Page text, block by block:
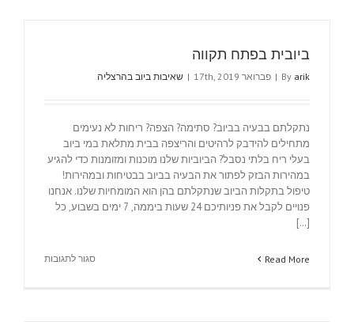
ביובית בפתח תקווה
By arik
| פברואר 17th, 2019 | שאיבות ביוב בהרצליה
נתקלתם בבעיה בביוב? סתימה? הצפה? ריחות לא נעימים
מתחילים להידבק לרהיטים והריצפה בבית מתלאת במי ביוב
בעלי ריח בלתי נסבל? הביוביות שלנו מוכנות ומזומנות כדי להגיע
במהירות הבזק לפתור את הבעיה בביוב בבטיחות ובמהירות!
טיפול בתקלות הביוב שנתקלתם בהן הוא המומחיות שלנו. אנחנו
פנויים לקבל את פניותיכם 24 שעות ביממה, 7 ימים בשבוע, כל
[...]
Read More סגור לתגובותעל